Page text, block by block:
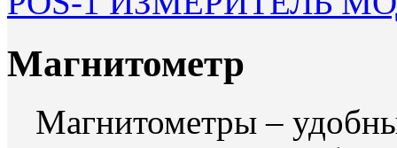
Магнитометр
Магнитометры –